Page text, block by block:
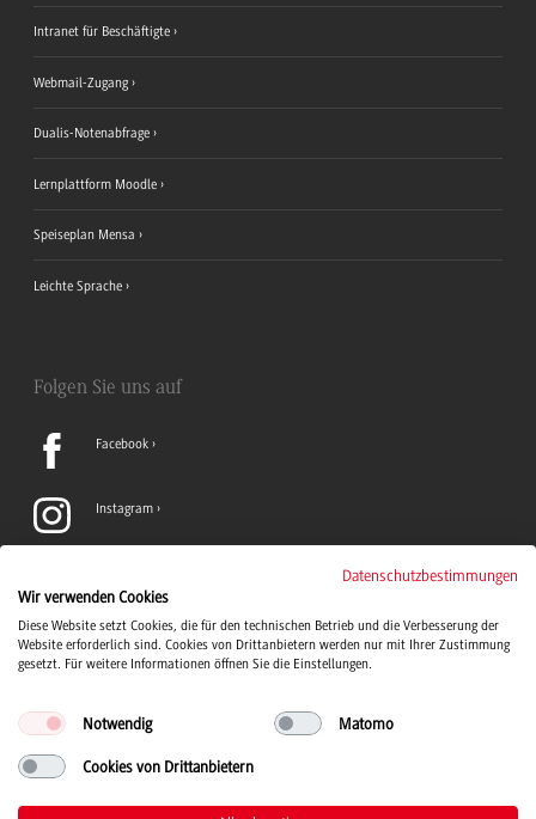
Intranet für Beschäftigte
Webmail-Zugang
Dualis-Notenabfrage
Lernplattform Moodle
Speiseplan Mensa
Leichte Sprache
Folgen Sie uns auf
Facebook
Instagram
TikTok
© 2026 Duale Hochschule Baden-Württemberg
Datenschutzbestimmungen
Wir verwenden Cookies
Diese Website setzt Cookies, die für den technischen Betrieb und die Verbesserung der
Website erforderlich sind. Cookies von Drittanbietern werden nur mit Ihrer Zustimmung
gesetzt. Für weitere Informationen öffnen Sie die Einstellungen.
Notwendig Matomo
Cookies von Drittanbietern